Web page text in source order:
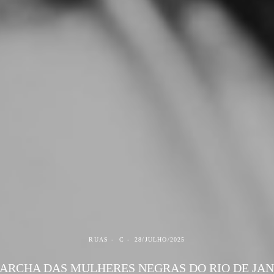
RUAS C 28/JULHO/2025
DAS MULHERES NEGRAS DO RIO DE